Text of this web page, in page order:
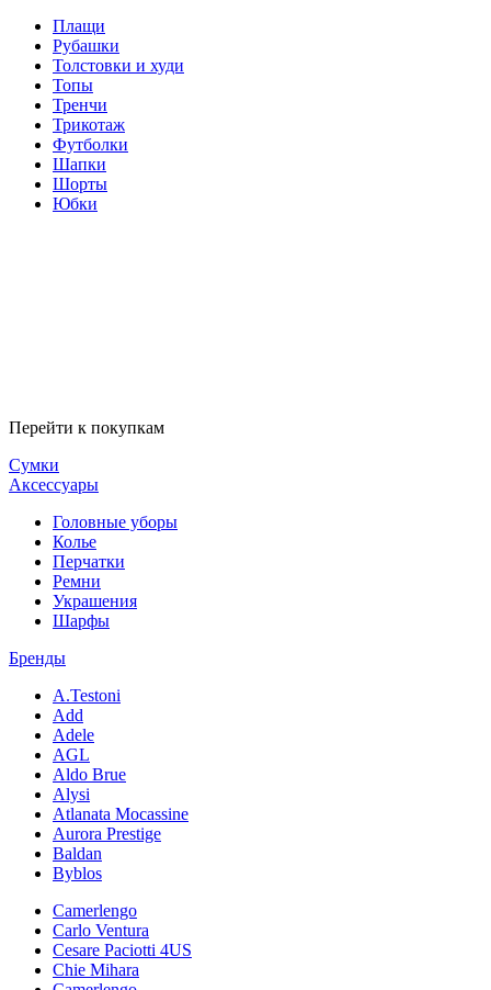
Плащи
Рубашки
Толстовки и худи
Топы
Тренчи
Трикотаж
Футболки
Шапки
Шорты
Юбки
Перейти к покупкам
Сумки
Аксессуары
Головные уборы
Колье
Перчатки
Ремни
Украшения
Шарфы
Бренды
A.Testoni
Add
Adele
AGL
Aldo Brue
Alysi
Atlanata Mocassine
Aurora Prestige
Baldan
Byblos
Camerlengo
Carlo Ventura
Cesare Paciotti 4US
Chie Mihara